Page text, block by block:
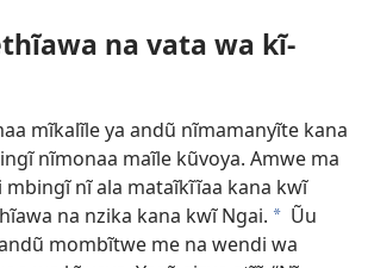
na vata wa kĩ-
mĩkalĩle ya andũ nĩmamanyĩte kana
nĩmonaa maĩle kũvoya. Amwe ma
nĩ ala mataĩkĩĩaa kana kwĩ
na nzika kana kwĩ Ngai. * Ũu
mombĩtwe me na wendi wa